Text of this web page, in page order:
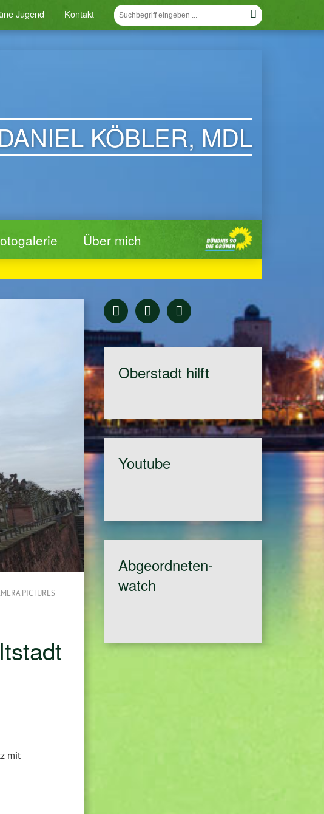
Jugend Kontakt
KÖBLER, MDL
Über mich
PICTURES
mit
Oberstadt hilft
Youtube
Abgeordneten-
watch